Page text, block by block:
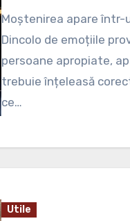
Moștenirea apare într-
Dincolo de emoțiile
persoane apropiate,
trebuie înțeleasă
ce…
Utile